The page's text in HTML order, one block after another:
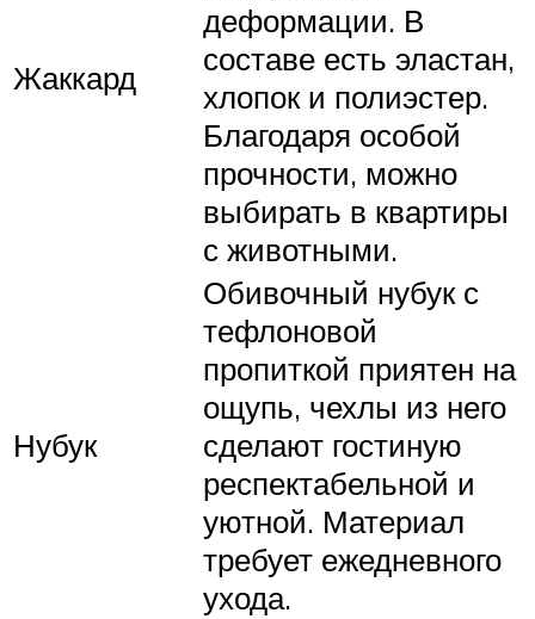
Жаккард
деформации. В
составе есть эластан,
хлопок и полиэстер.
Благодаря особой
прочности, можно
выбирать в квартиры
с животными.
Нубук
Обивочный нубук с
тефлоновой
пропиткой приятен на
ощупь, чехлы из него
сделают гостиную
респектабельной и
уютной. Материал
требует ежедневного
ухода.